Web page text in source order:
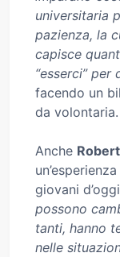
universitaria
pazienza, la
capisce
“esserci” per
facendo un
da volontaria.
Anche
giovani
possono
tanti, hanno
nelle